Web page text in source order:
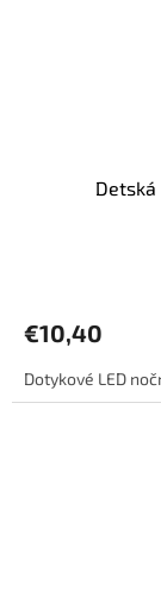
Detská
€10,40
Dotykové LED